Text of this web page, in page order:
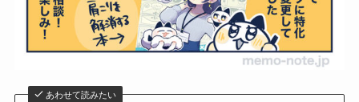
あわせて読みたい